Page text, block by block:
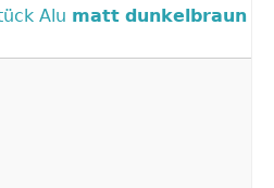
Alu matt dunkelbraun